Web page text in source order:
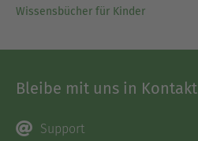
Wissensbücher für Kinder
Bleibe mit uns in Kontakt
Support